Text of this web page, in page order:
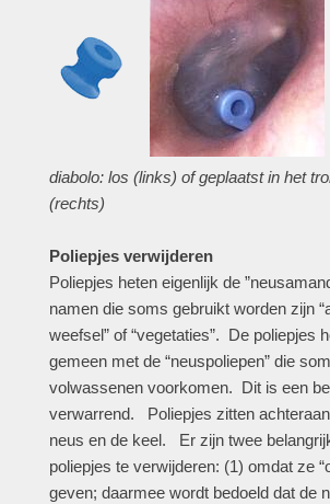
diabolo: los (links) of geplaatst in het
(rechts)
Poliepjes verwijderen
Poliepjes heten eigenlijk de
namen die soms gebruikt worden zijn
weefsel” of “vegetaties”. De poliepjes
gemeen met de “neuspoliepen” die
volwassenen voorkomen. Dit is een
verwarrend. Poliepjes zitten
neus en de keel. Er zijn twee
poliepjes te verwijderen: (1) omdat ze
geven; daarmee wordt bedoeld dat de